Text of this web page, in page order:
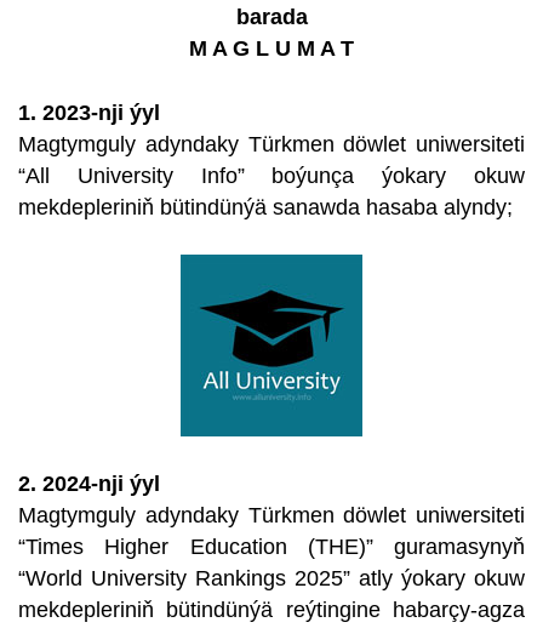
barada
M A G L U M A T
1. 2023-nji ýyl
Magtymguly adyndaky Türkmen döwlet uniwersiteti
“All University Info” boýunça ýokary okuw
mekdepleriniň bütindünýä sanawda hasaba alyndy;
2. 2024-nji ýyl
Magtymguly adyndaky Türkmen döwlet uniwersiteti
“Times Higher Education (THE)” guramasynyň
“World University Rankings 2025” atly ýokary okuw
mekdepleriniň bütindünýä reýtingine habarçy-agza